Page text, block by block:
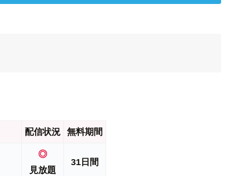
配信状況 無料期間
◎
見放題
31日間